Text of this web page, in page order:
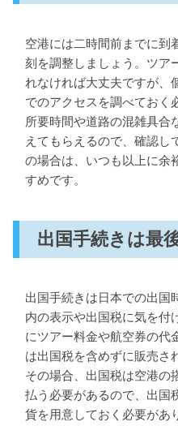
空港には二時間前までに到
刻を調整しましょう。ツア
れなければ大丈夫ですが、
でのアクセスを調べておく
所要時間や道路の混雑具合
えてもらえるので、確認し
の場合は、いつも以上に余
すめです。
出国手続きは最
出国手続きは日本での出国
内の表示や出国税に気を付
にツアー料金や航空券の代
は出国税を含めずに販売さ
その場合、出国税は空港の
払う必要があるので、出国
貨を用意しておく必要があ